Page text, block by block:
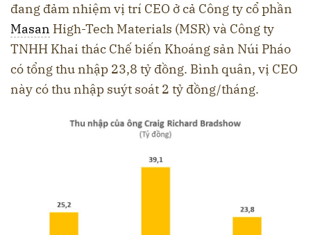
đang đảm nhiệm vị trí CEO ở cả Công ty cổ phần
Masan High-Tech Materials (MSR) và Công ty
TNHH Khai thác Chế biến Khoáng sản Núi Pháo
có tổng thu nhập 23,8 tỷ đồng. Bình quân, vị CEO
này có thu nhập suýt soát 2 tỷ đồng/tháng.